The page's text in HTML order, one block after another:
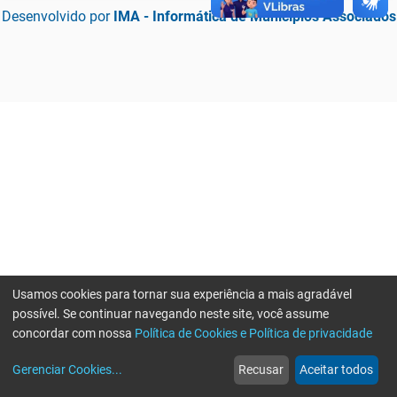
Desenvolvido por IMA - Informática de Municípios Associados
web
Notícias
more_horiz
Mais
Usamos cookies para tornar sua experiência a mais agradável
possível. Se continuar navegando neste site, você assume
concordar com nossa Política de Cookies e Política de privacidade
Gerenciar Cookies... Recusar Aceitar todos
Erro ao enviar informações, por favor tente novamente